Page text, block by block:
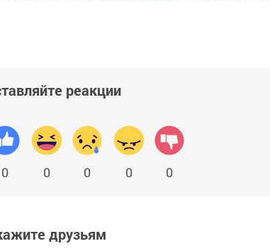
реакции
0 0 0 0 0
друзьям